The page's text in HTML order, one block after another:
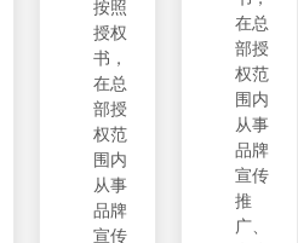
按照
授权
书，
在总
部授
权范
围内
从事
品牌
宣传
在总
部授
权范
围内
从事
品牌
宣传
推
广、